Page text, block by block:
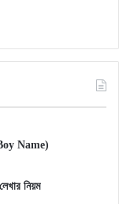
Name)
নিয়ম